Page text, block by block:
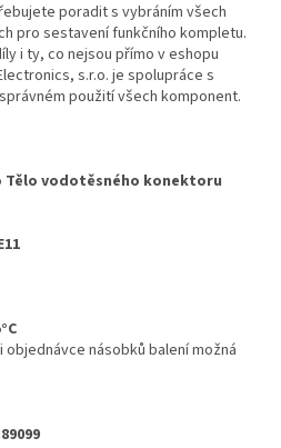
poradit s vybráním všech
pro sestavení funkčního kompletu.
i ty, co nejsou přímo v eshopu
s.r.o. je spolupráce s
použití všech komponent.
Tělo vodotěsného konektoru
objednávce násobků balení možná